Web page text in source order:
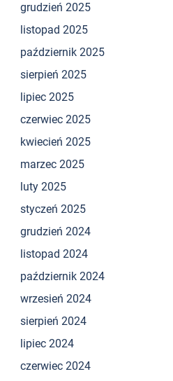
grudzień 2025
listopad 2025
październik 2025
sierpień 2025
lipiec 2025
czerwiec 2025
kwiecień 2025
marzec 2025
luty 2025
styczeń 2025
grudzień 2024
listopad 2024
październik 2024
wrzesień 2024
sierpień 2024
lipiec 2024
czerwiec 2024